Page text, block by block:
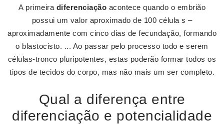
A primeira diferenciação acontece quando o embrião
possui um valor aproximado de 100 célula s –
aproximadamente com cinco dias de fecundação, formando
o blastocisto. ... Ao passar pelo processo todo e serem
células-tronco pluripotentes, estas poderão formar todos os
tipos de tecidos do corpo, mas não mais um ser completo.
Qual a diferença entre
diferenciação e potencialidade